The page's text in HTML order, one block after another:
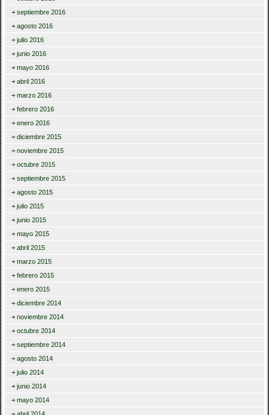
septiembre 2016
agosto 2016
julio 2016
junio 2016
mayo 2016
abril 2016
marzo 2016
febrero 2016
enero 2016
diciembre 2015
noviembre 2015
octubre 2015
septiembre 2015
agosto 2015
julio 2015
junio 2015
mayo 2015
abril 2015
marzo 2015
febrero 2015
enero 2015
diciembre 2014
noviembre 2014
octubre 2014
septiembre 2014
agosto 2014
julio 2014
junio 2014
mayo 2014